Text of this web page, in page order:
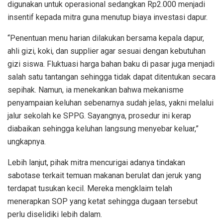
digunakan untuk operasional sedangkan Rp2.000 menjadi
insentif kepada mitra guna menutup biaya investasi dapur.
“Penentuan menu harian dilakukan bersama kepala dapur,
ahli gizi, koki, dan supplier agar sesuai dengan kebutuhan
gizi siswa. Fluktuasi harga bahan baku di pasar juga menjadi
salah satu tantangan sehingga tidak dapat ditentukan secara
sepihak. Namun, ia menekankan bahwa mekanisme
penyampaian keluhan sebenarnya sudah jelas, yakni melalui
jalur sekolah ke SPPG. Sayangnya, prosedur ini kerap
diabaikan sehingga keluhan langsung menyebar keluar,”
ungkapnya.
Lebih lanjut, pihak mitra mencurigai adanya tindakan
sabotase terkait temuan makanan berulat dan jeruk yang
terdapat tusukan kecil. Mereka mengklaim telah
menerapkan SOP yang ketat sehingga dugaan tersebut
perlu diselidiki lebih dalam.